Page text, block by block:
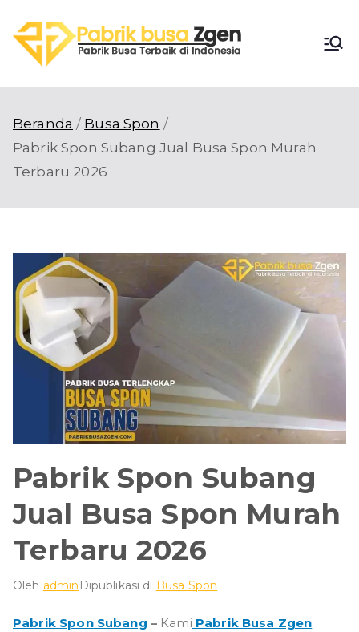
ke
konten
Pabri
Busa
Beranda
Busa Spon
Pabrik Spon Subang Jual Busa Spon Murah
Terbaru 2026
Pabrik Spon Subang
Jual Busa Spon Murah
Terbaru 2026
Oleh admin Dipublikasi di Busa Spon
Pabrik Spon Subang – Kami Pabrik Busa Zgen